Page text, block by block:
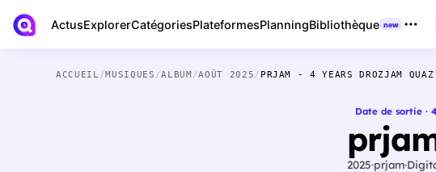
ActusExplorerCatégoriesPlateformesPlanningBibliothèque new
ACCUEIL /MUSIQUES /ALBUM/AOÛT 2025/ PRJAM - 4 YEARS DROZJAM
Date de sortie ·
2025 prjam